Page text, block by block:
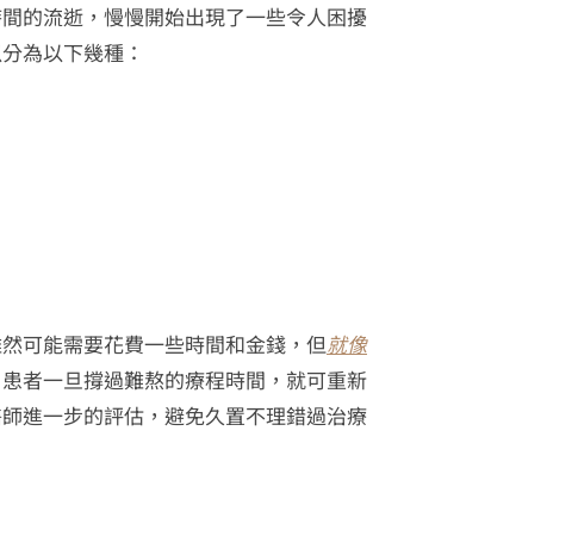
的流逝，慢慢開始出現了一些令人困擾
為以下幾種：
可能需要花費一些時間和金錢，但就像
者一旦撐過難熬的療程時間，就可重新
進一步的評估，避免久置不理錯過治療